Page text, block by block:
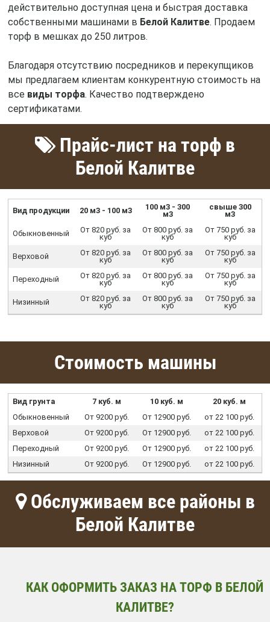
действительно доступная цена и быстрая доставка
собственными машинами в Белой Калитве. Продаем
торф в мешках до 250 литров.
Благодаря отсутствию посредников и перекупщиков
мы предлагаем клиентам конкурентную стоимость на
все виды торфа. Качество подтверждено
сертификатами.
Прайс-лист на торф в
Белой Калитве
Вид продукции 20 м3 - 100 м3
100 м3 - 300
м3
свыше 300
м3
Обыкновенный
От 820 руб. за
куб
От 800 руб. за
куб
От 750 руб. за
куб
Верховой
От 820 руб. за
куб
От 800 руб. за
куб
От 750 руб. за
куб
Переходный
От 820 руб. за
куб
От 800 руб. за
куб
От 750 руб. за
куб
Низинный
От 820 руб. за
куб
От 800 руб. за
куб
От 750 руб. за
куб
Стоимость машины
Вид грунта 7 куб. м 10 куб. м
20 куб. м
Обыкновенный
От 9200 руб. От 12900 руб.
от 22 100 руб.
Верховой
От 9200 руб. От 12900 руб.
от 22 100 руб.
Переходный
От 9200 руб. От 12900 руб.
от 22 100 руб.
Низинный
От 9200 руб. От 12900 руб. от 22 100 руб.
Обслуживаем все районы в
Белой Калитве
КАК ОФОРМИТЬ ЗАКАЗ НА ТОРФ В БЕЛОЙ
КАЛИТВЕ?